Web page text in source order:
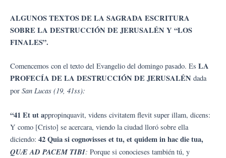
ALGUNOS TEXTOS DE LA SAGRADA ESCRITURA
SOBRE LA DESTRUCCIÓN DE JERUSALÉN Y “LOS
FINALES”.
Comencemos con el texto del Evangelio del domingo pasado. Es LA
PROFECÍA DE LA DESTRUCCIÓN DE JERUSALÉN dada
por San Lucas (19, 41ss):
“41 Et ut appropinquavit, videns civitatem flevit super illam, dicens:
Y como [Cristo] se acercara, viendo la ciudad lloró sobre ella
diciendo: 42 Quia si cognovisses et tu, et quidem in hac die tua,
QUÆ AD PACEM TIBI: Porque si conocieses también tú, y